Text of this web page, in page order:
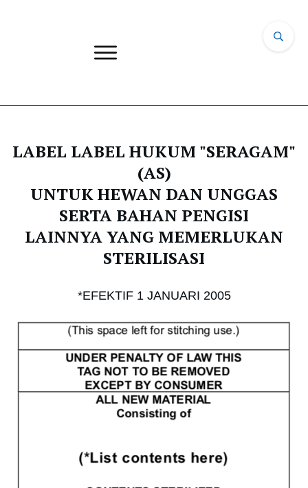
LABEL LABEL HUKUM "SERAGAM"
(AS)
UNTUK HEWAN DAN UNGGAS
SERTA BAHAN PENGISI
LAINNYA YANG MEMERLUKAN
STERILISASI
*EFEKTIF 1 JANUARI 2005